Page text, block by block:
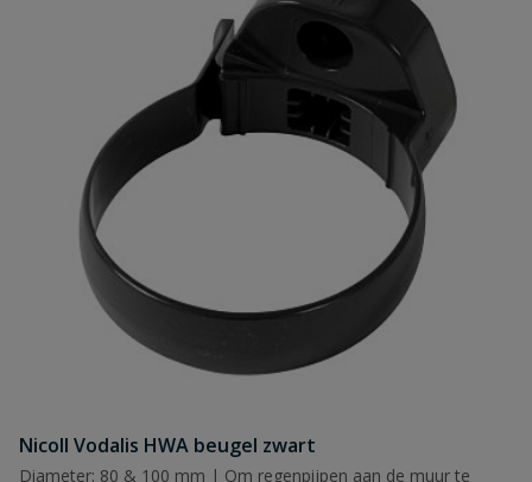
Nicoll Vodalis HWA beugel zwart
Diameter: 80 & 100 mm | Om regenpijpen aan de muur te